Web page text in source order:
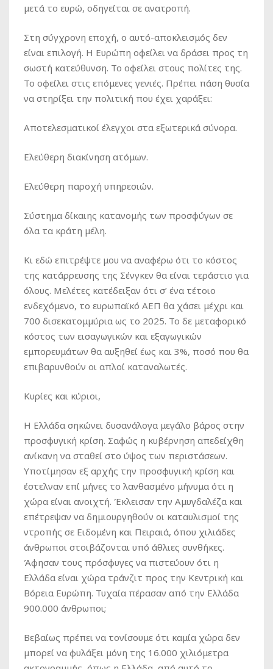
μετά το ευρώ, οδηγείται σε ανατροπή.
Στη σύγχρονη εποχή, ο αυτό-αποκλεισμός δεν
είναι επιλογή. Η Ευρώπη οφείλει να δράσει προς τη
σωστή κατεύθυνση. Το οφείλει στους πολίτες της.
Το οφείλει στις επόμενες γενιές. Πρέπει πάση θυσία
να στηρίξει την πολιτική που έχει χαράξει:
Αποτελεσματικοί έλεγχοι στα εξωτερικά σύνορα.
Ελεύθερη διακίνηση ατόμων.
Ελεύθερη παροχή υπηρεσιών.
Σύστημα δίκαιης κατανομής των προσφύγων σε
όλα τα κράτη μέλη.
Κι εδώ επιτρέψτε μου να αναφέρω ότι το κόστος
της κατάρρευσης της Σένγκεν θα είναι τεράστιο για
όλους. Μελέτες κατέδειξαν ότι σ’ ένα τέτοιο
ενδεχόμενο, το ευρωπαϊκό ΑΕΠ θα χάσει μέχρι και
700 δισεκατομμύρια ως το 2025. Το δε μεταφορικό
κόστος των εισαγωγικών και εξαγωγικών
εμπορευμάτων θα αυξηθεί έως και 3%, ποσό που θα
επιβαρυνθούν οι απλοί καταναλωτές.
Κυρίες και κύριοι,
Η Ελλάδα σηκώνει δυσανάλογα μεγάλο βάρος στην
προσφυγική κρίση. Σαφώς η κυβέρνηση απεδείχθη
ανίκανη να σταθεί στο ύψος των περιστάσεων.
Υποτίμησαν εξ αρχής την προσφυγική κρίση και
έστελναν επί μήνες το λανθασμένο μήνυμα ότι η
χώρα είναι ανοιχτή. Έκλεισαν την Αμυγδαλέζα και
επέτρεψαν να δημιουργηθούν οι καταυλισμοί της
ντροπής σε Ειδομένη και Πειραιά, όπου χιλιάδες
άνθρωποι στοιβάζονται υπό άθλιες συνθήκες.
Άφησαν τους πρόσφυγες να πιστεύουν ότι η
Ελλάδα είναι χώρα τράνζιτ προς την Κεντρική και
Βόρεια Ευρώπη. Τυχαία πέρασαν από την Ελλάδα
900.000 άνθρωποι;
Βεβαίως πρέπει να τονίσουμε ότι καμία χώρα δεν
μπορεί να φυλάξει μόνη της 16.000 χιλιόμετρα